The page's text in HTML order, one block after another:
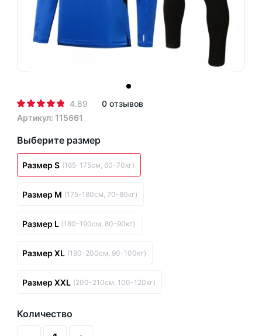
4.89
0 отзывов
Артикул: 115661
Выберите размер
Размер S (165-175см, 60-70кг)
Размер M (175-180см, 70-80кг)
Размер L (180-190см, 80-90кг)
Размер XL (190-200см, 90-100кг)
Размер XXL (200-210см, 100-120кг)
Количество